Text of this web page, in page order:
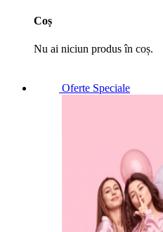
Coș
Nu ai niciun produs în coș.
Oferte Speciale